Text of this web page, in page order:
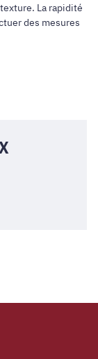
La rapidité
des mesures